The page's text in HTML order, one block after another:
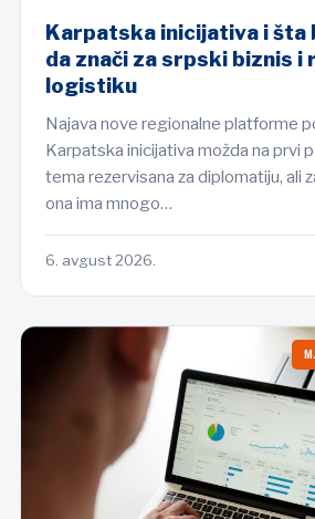
Karpatska inicijativa i šta
da znači za srpski biznis i
logistiku
Najava nove regionalne platforme
Karpatska inicijativa možda na prvi
tema rezervisana za diplomatiju, ali
ona ima mnogo…
6. avgust 2026.